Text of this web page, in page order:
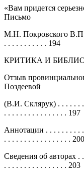
«Вам придется
Письмо
М.Н. Покровского
. . . . . . . . . . . 194
КРИТИКА И
Отзыв
Поздеевой
(В.И. Склярук) . . . . . . .
. . . . . . . . . . . . . . . . 197
Аннотации . . . . . . . . .
. . . . . . . . . . . . . . . . . 200
Сведения об авторах .
. . . . . . . . . . . . . . . . 203